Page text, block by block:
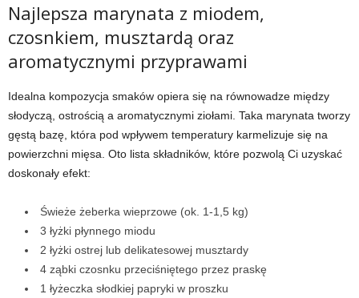
Najlepsza marynata z miodem,
czosnkiem, musztardą oraz
aromatycznymi przyprawami
Idealna kompozycja smaków opiera się na równowadze między
słodyczą, ostrością a aromatycznymi ziołami. Taka marynata tworzy
gęstą bazę, która pod wpływem temperatury karmelizuje się na
powierzchni mięsa. Oto lista składników, które pozwolą Ci uzyskać
doskonały efekt:
Świeże żeberka wieprzowe (ok. 1-1,5 kg)
3 łyżki płynnego miodu
2 łyżki ostrej lub delikatesowej musztardy
4 ząbki czosnku przeciśniętego przez praskę
1 łyżeczka słodkiej papryki w proszku